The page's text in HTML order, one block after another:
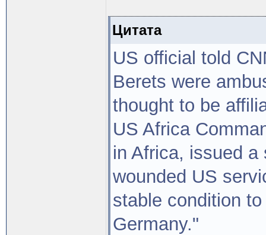
Цитата
US official told
Berets were
thought to be
US Africa
in Africa, issued
wounded US
stable condition
Germany."